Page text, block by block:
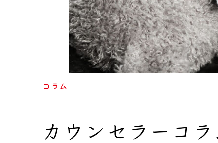
コラム
カウンセラーコ